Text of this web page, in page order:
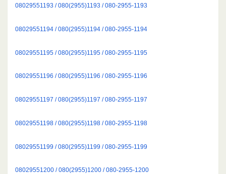
08029551193 / 080(2955)1193 / 080-2955-1193
08029551194 / 080(2955)1194 / 080-2955-1194
08029551195 / 080(2955)1195 / 080-2955-1195
08029551196 / 080(2955)1196 / 080-2955-1196
08029551197 / 080(2955)1197 / 080-2955-1197
08029551198 / 080(2955)1198 / 080-2955-1198
08029551199 / 080(2955)1199 / 080-2955-1199
08029551200 / 080(2955)1200 / 080-2955-1200